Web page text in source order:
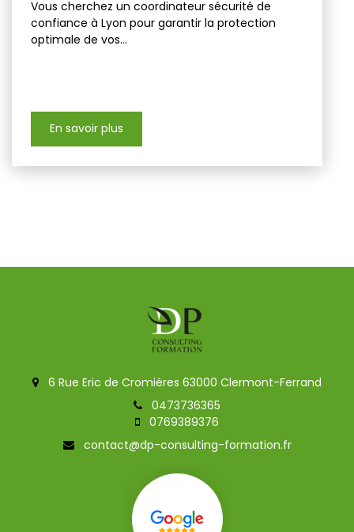
Vous cherchez un coordinateur sécurité de
confiance à Lyon pour garantir la protection
optimale de vos...
En savoir plus
6 Rue Eric de Cromières 63000 Clermont-Ferrand
0473736365
0769389376
contact@dp-consulting-formation.fr